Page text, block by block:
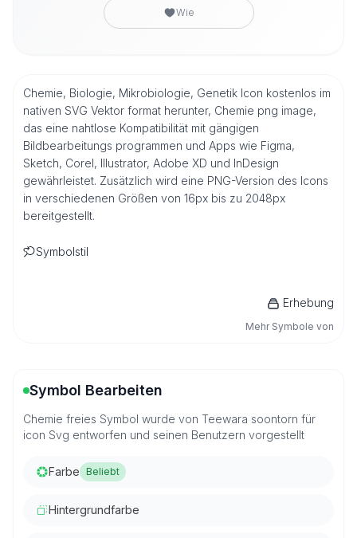
Wie
Chemie, Biologie, Mikrobiologie, Genetik Icon kostenlos im
nativen SVG Vektor format herunter, Chemie png image,
das eine nahtlose Kompatibilität mit gängigen
Bildbearbeitungs programmen und Apps wie Figma,
Sketch, Corel, Illustrator, Adobe XD und InDesign
gewährleistet. Zusätzlich wird eine PNG-Version des Icons
in verschiedenen Größen von 16px bis zu 2048px
bereitgestellt.
Symbolstil
Erhebung
Mehr Symbole von
Symbol Bearbeiten
Chemie freies Symbol wurde von Teewara soontorn für
icon Svg entworfen und seinen Benutzern vorgestellt
Farbe Beliebt
Hintergrundfarbe